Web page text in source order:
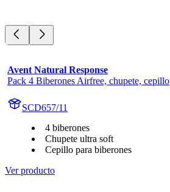
Avent Natural Response
Pack 4 Biberones Airfree, chupete, cepillo
SCD657/11
4 biberones
Chupete ultra soft
Cepillo para biberones
Ver producto